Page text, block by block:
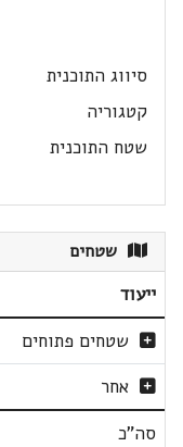
סיווג התוכנית
קטגוריה
שטח התוכנית
שטחים
ייעוד
שטחים פתוחים
אחר
סה"כ